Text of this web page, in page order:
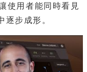
使用者能同時看見
步成形。